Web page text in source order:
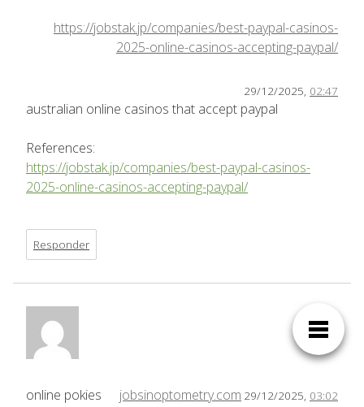
https://jobstak.jp/companies/best-paypal-casinos-
2025-online-casinos-accepting-paypal/
29/12/2025, 02:47
australian online casinos that accept paypal
References:
https://jobstak.jp/companies/best-paypal-casinos-
2025-online-casinos-accepting-paypal/
Responder
jobsinoptometry.com 29/12/2025, 03:02
online pokies